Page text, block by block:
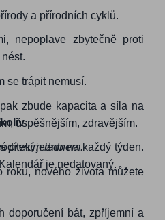
a přírodních cyklů.
nepoplave zbytečně proti
se trápit nemusí.
zbude kapacita a síla na
úspěšnějším, zdravějším.
jedno na každý týden.
je nedatovaný.
prvním lednem.
roku, nového života můžete
doporučení bát, zpříjemní a